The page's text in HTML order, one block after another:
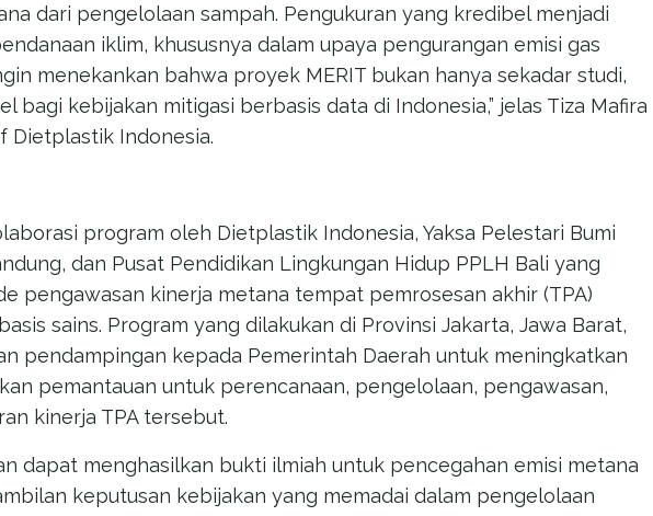
dari pengelolaan sampah. Pengukuran yang kredibel menjadi
iklim, khususnya dalam upaya pengurangan emisi gas
menekankan bahwa proyek MERIT bukan hanya sekadar studi,
bagi kebijakan mitigasi berbasis data di Indonesia,” jelas Tiza Mafira
Dietplastik Indonesia.
program oleh Dietplastik Indonesia, Yaksa Pelestari Bumi
dan Pusat Pendidikan Lingkungan Hidup PPLH Bali yang
pengawasan kinerja metana tempat pemrosesan akhir (TPA)
sains. Program yang dilakukan di Provinsi Jakarta, Jawa Barat,
pendampingan kepada Pemerintah Daerah untuk meningkatkan
pemantauan untuk perencanaan, pengelolaan, pengawasan,
kinerja TPA tersebut.
dapat menghasilkan bukti ilmiah untuk pencegahan emisi metana
keputusan kebijakan yang memadai dalam pengelolaan